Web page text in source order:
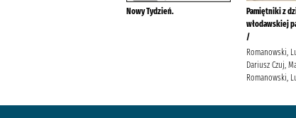
Nowy Tydzień.
Pamiętniki z
włodawskiej
/
Romanowski,
Dariusz Czuj,
Romanowski,